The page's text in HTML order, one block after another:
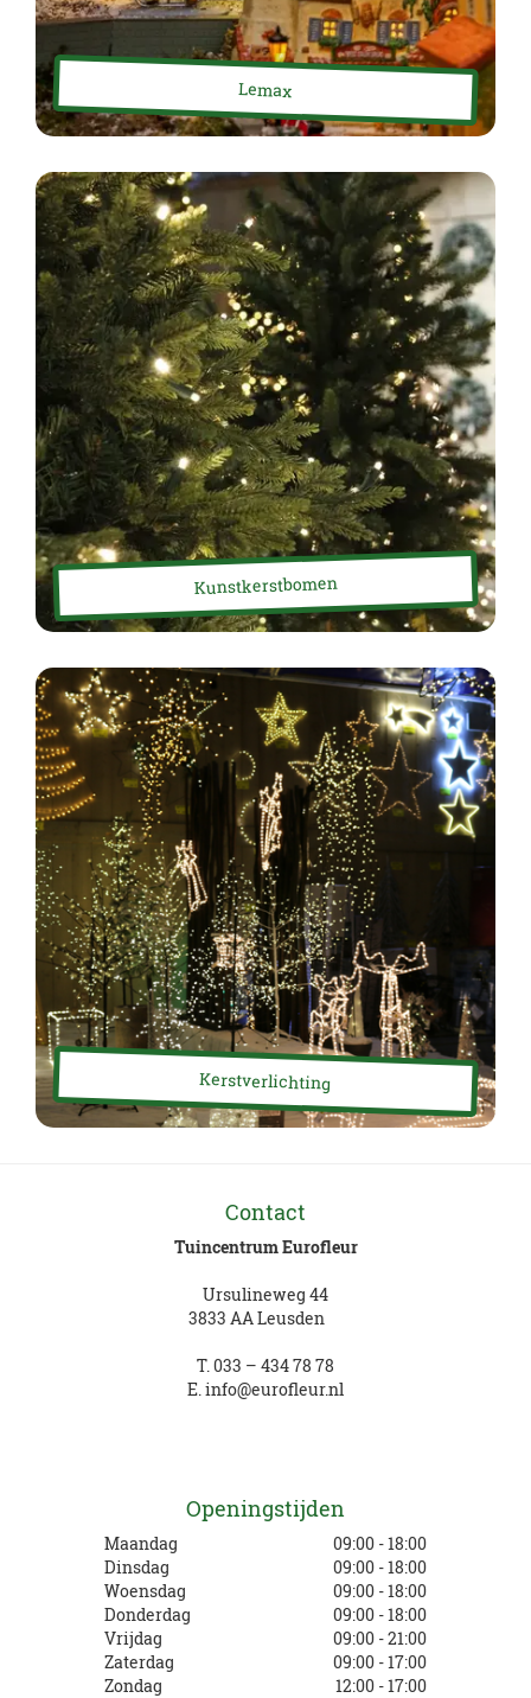
Lemax
Kunstkerstbomen
Kerstverlichting
Contact
Tuincentrum Eurofleur
Ursulineweg 44
3833 AA Leusden
T.033 – 434 78 78
E.info@eurofleur.nl
Openingstijden
Maandag
09:00 - 18:00
Dinsdag
09:00 - 18:00
Woensdag
09:00 - 18:00
Donderdag
09:00 - 18:00
Vrijdag
09:00 - 21:00
Zaterdag
09:00 - 17:00
Zondag
12:00 - 17:00